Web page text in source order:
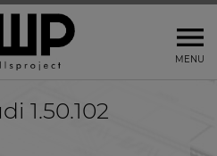
MENU
1.50.102